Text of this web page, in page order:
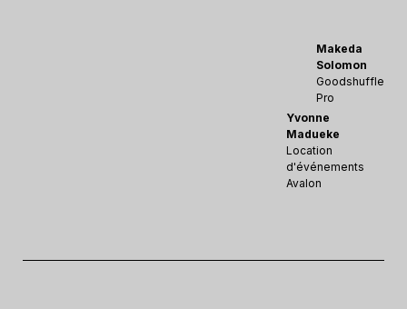
Makeda
Solomon
Goodshuffle
Pro
Yvonne
Madueke
Location
d'événements
Avalon